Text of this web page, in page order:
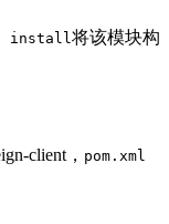
install将该模块构
client， pom.xml